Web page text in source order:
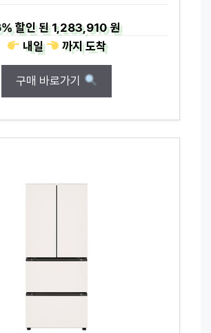
할인 된1,283,910 원
내일
까지도착
구매 바로가기